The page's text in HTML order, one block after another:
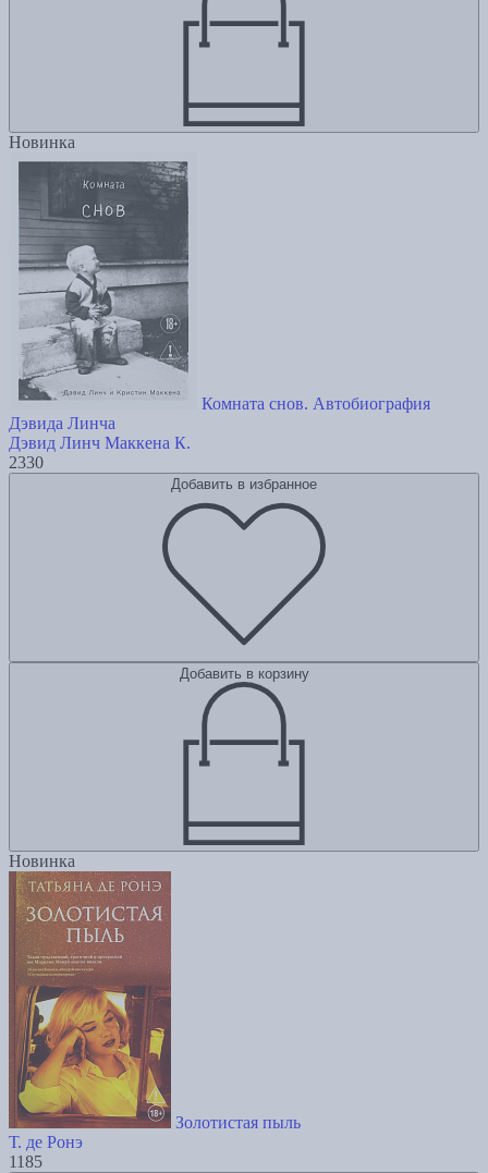
Новинка
Комната снов. Автобиография
Дэвида Линча
Дэвид Линч Маккена К.
2330
Добавить в избранное
Добавить в корзину
Новинка
Золотистая пыль
Т. де Ронэ
1185